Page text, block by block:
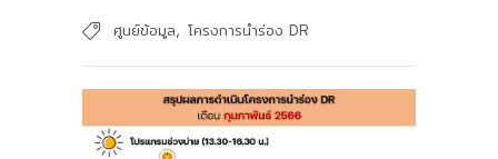
ศูนย์ข้อมูล, โครงการนำร่อง DR